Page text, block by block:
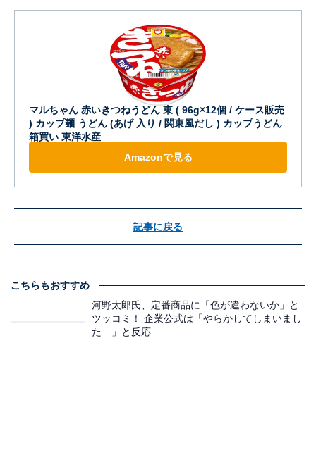
マルちゃん 赤いきつねうどん 東 ( 96g×12個 / ケース販売
) カップ麺 うどん (あげ 入り / 関東風だし ) カップうどん
箱買い 東洋水産
Amazonで見る
記事に戻る
こちらもおすすめ
河野太郎氏、定番商品に「色が違わないか」と
ツッコミ！ 企業公式は「やらかしてしまいまし
た…」と反応